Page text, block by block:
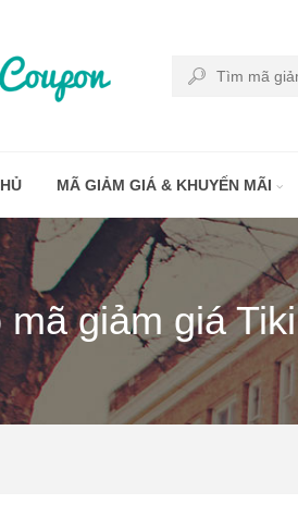
MÃ GIẢM GIÁ & KHUYẾN MÃI
mã giảm giá